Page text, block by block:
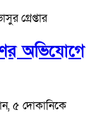
অভিযোগে